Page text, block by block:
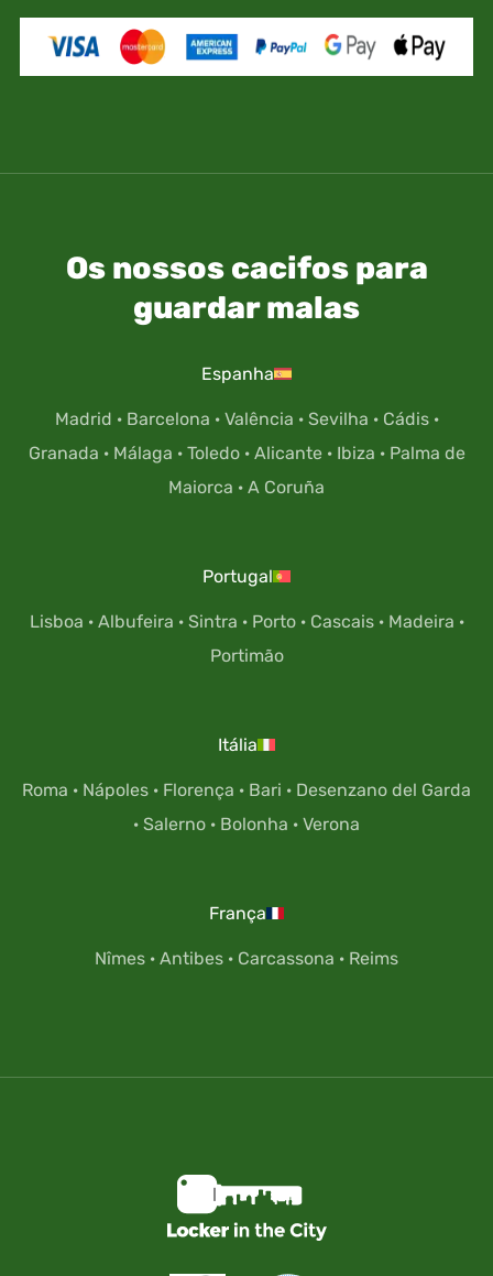
Os nossos cacifos para
guardar malas
Espanha
Madrid · Barcelona · Valência · Sevilha · Cádis·
Granada · Málaga · Toledo· Alicante· Ibiza · Palma de
Maiorca · A Coruña
Portugal
Lisboa · Albufeira · Sintra · Porto· Cascais· Madeira ·
Portimão
Itália
Roma · Nápoles · Florença · Bari · Desenzano del Garda
· Salerno · Bolonha · Verona
França
Nîmes · Antibes · Carcassona · Reims